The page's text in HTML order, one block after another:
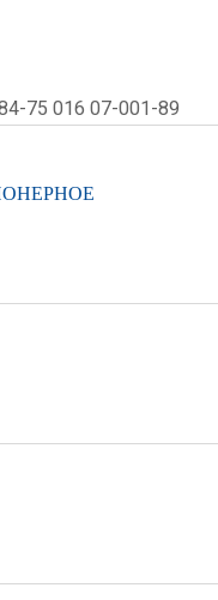
75 016 07-001-89